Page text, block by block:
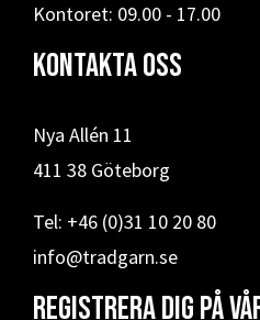
Kontoret: 09.00 - 17.00
Kontakta oss
Nya Allén 11
411 38 Göteborg
Tel: +46 (0)31 10 20 80
info@tradgarn.se
Registrera dig på